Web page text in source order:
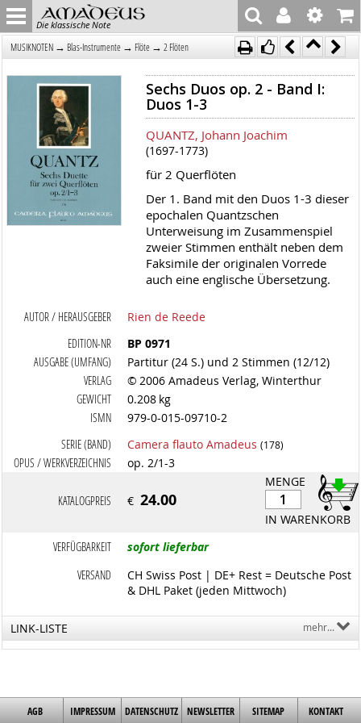
Die klassische Note
MUSIKNOTEN → Blas-Instrumente → Flöte → 2 Flöten
Sechs Duos op. 2 - Band I:
Duos 1-3
QUANTZ, Johann Joachim
(1697-1773)
für 2 Querflöten
Der 1. Band mit den Duos 1-3 dieser
epochalen Quantzschen
Unterweisung im Zusammenspiel
zweier Stimmen enthält neben dem
Faksimile der originalen Vorrede
auch eine englische Übersetzung.
AUTOR / HERAUSGEBER
Rien de Reede
EDITION-NR
BP 0971
AUSGABE (UMFANG)
Partitur (24 S.) und 2 Stimmen (12/12)
VERLAG
© 2006 Amadeus Verlag, Winterthur
GEWICHT
0.208 kg
ISMN
979-0-015-09710-2
SERIE (BAND)
Camera flauto Amadeus (178)
OPUS / WERKVERZEICHNIS
op. 2/1-3
MENGE
IN WARENKORB
KATALOGPREIS €24.00
VERFÜGBARKEIT
sofort lieferbar
VERSAND
CH Swiss Post | DE+ Rest = Deutsche Post
& DHL Paket (jeden Mittwoch)
LINK-LISTE mehr...
AGB IMPRESSUM DATENSCHUTZ NEWSLETTER SITEMAP KONTAKT